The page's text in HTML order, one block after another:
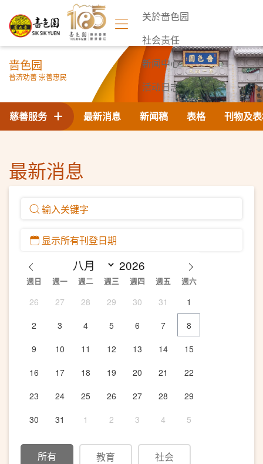
关於啬色园
社会责任
新闻中心
活动日志
联络我们
啬色园
普济劝善 崇善惠民
最新消息 新闻稿 表格 刊物及
慈善服务
最新消息
週日 週一 週二 週三 週四 週五 週六
26 27 28 29 30 31
1
2
3 4 5 6 7
8
9
10 11 12 13 14
15
16
17 18 19 20 21
22
23
24 25 26 27 28
29
30
31 1 2 3 4 5
所有 教育 社会